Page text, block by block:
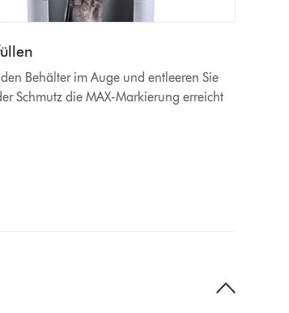
Behälter im Auge und entleeren Sie
Schmutz die MAX-Markierung erreicht